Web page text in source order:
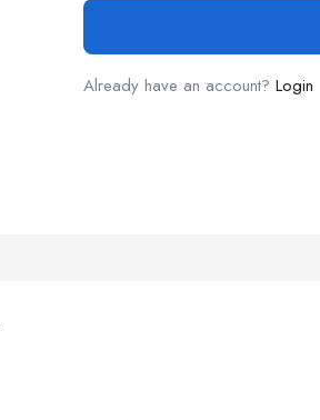
Already have an account? Login